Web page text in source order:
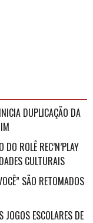
DUPLICAÇÃO DA
ROLÊ REC’N’PLAY
CULTURAIS
SÃO RETOMADOS
ESCOLARES DE